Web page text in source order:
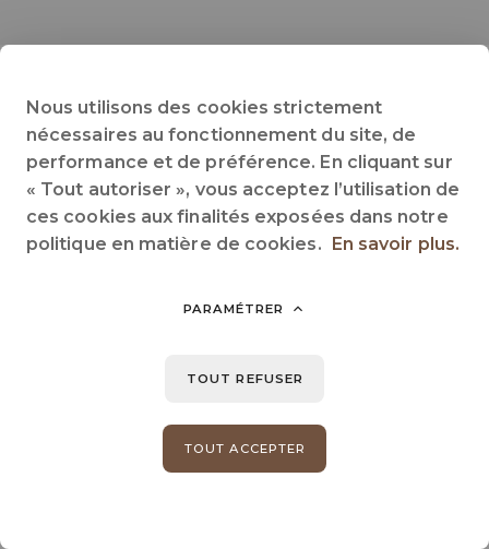
Nous utilisons des cookies strictement
nécessaires au fonctionnement du site, de
performance et de préférence. En cliquant sur
« Tout autoriser », vous acceptez l’utilisation de
ces cookies aux finalités exposées dans notre
politique en matière de cookies. En savoir plus.
PARAMÉTRER
TOUT REFUSER
TOUT ACCEPTER